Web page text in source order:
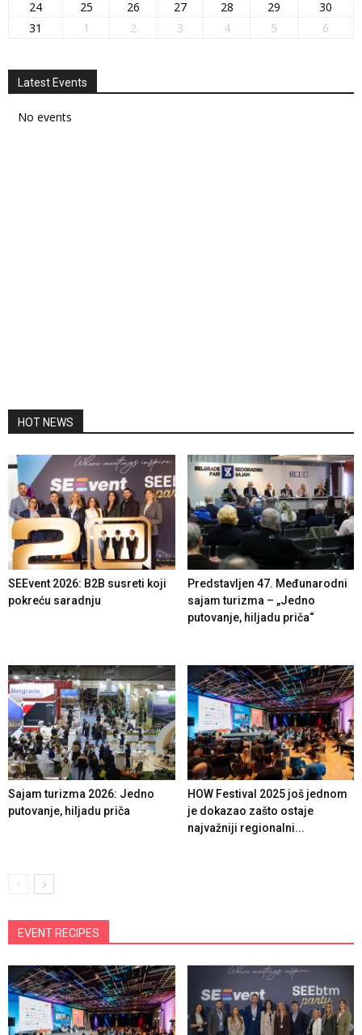
24 25 26 27 28 29
30
31
1 2 3 4 5 6
Latest Events
No events
HOT NEWS
SEEvent 2026: B2B susreti koji
pokreću saradnju
Predstavljen 47. Međunarodni
sajam turizma – „Jedno
putovanje, hiljadu priča“
Sajam turizma 2026: Jedno
putovanje, hiljadu priča
HOW Festival 2025 još jednom
je dokazao zašto ostaje
najvažniji regionalni...
EVENT RECIPES